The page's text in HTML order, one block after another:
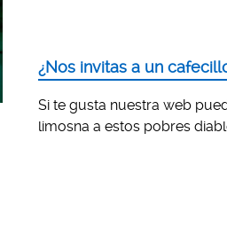
¿Nos invitas a un
Si te gusta nuestra web
limosna a estos pobres